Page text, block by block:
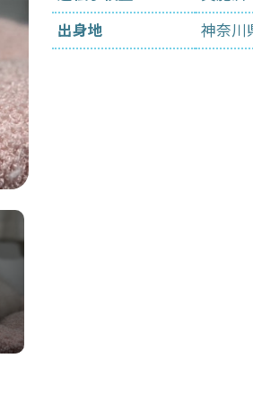
出身地
神奈川